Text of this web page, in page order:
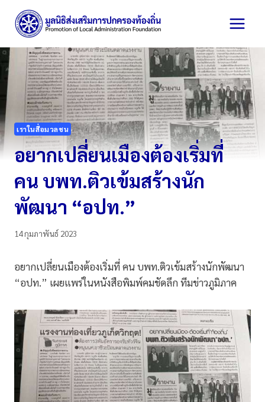
content
เราในสื่อมวลชน
อยากเปลี่ยนเมืองต้องเริ่มที่
คน บพท.ติวเข้มสร้างนัก
พัฒนา “อปท.”
14 กุมภาพันธ์ 2023
อยากเปลี่ยนเมืองต้องเริ่มที่ คน บพท.ติวเข้มสร้างนักพัฒนา
“อปท.” เผยแพร่ในหนังสือพิมพ์คมชัดลึก ทีมข่าวภูมิภาค